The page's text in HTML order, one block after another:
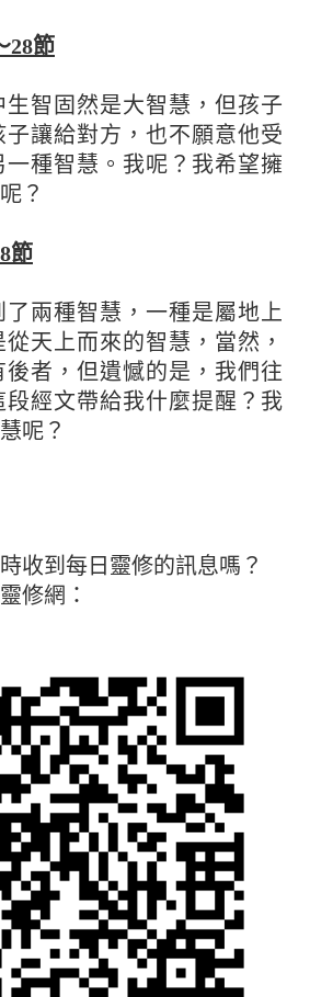
28節
智固然是大智慧，但孩子
讓給對方，也不願意他受
一種智慧。我呢？我希望擁
？
節
兩種智慧，一種是屬地上
天上而來的智慧，當然，
者，但遺憾的是，我們往
經文帶給我什麼提醒？我
呢？
收到每日靈修的訊息嗎？
修網：